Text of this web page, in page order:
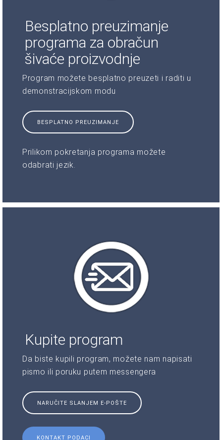
Besplatno preuzimanje
programa za obračun
šivaće proizvodnje
Program možete besplatno preuzeti i raditi u
demonstracijskom modu
BESPLATNO PREUZIMANJE
Prilikom pokretanja programa možete
odabrati jezik.
Kupite program
Da biste kupili program, možete nam napisati
pismo ili poruku putem messengera
NARUČITE SLANJEM E-POŠTE
KONTAKT PODACI